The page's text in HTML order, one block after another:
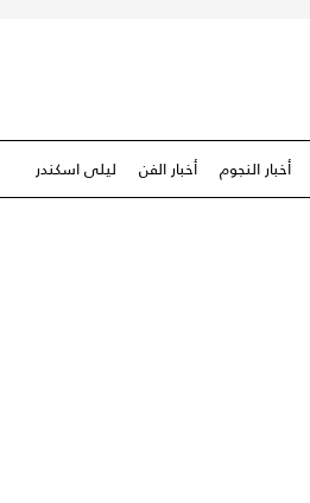
أخبار النجوم أخبار الفن ليلى اسكندر